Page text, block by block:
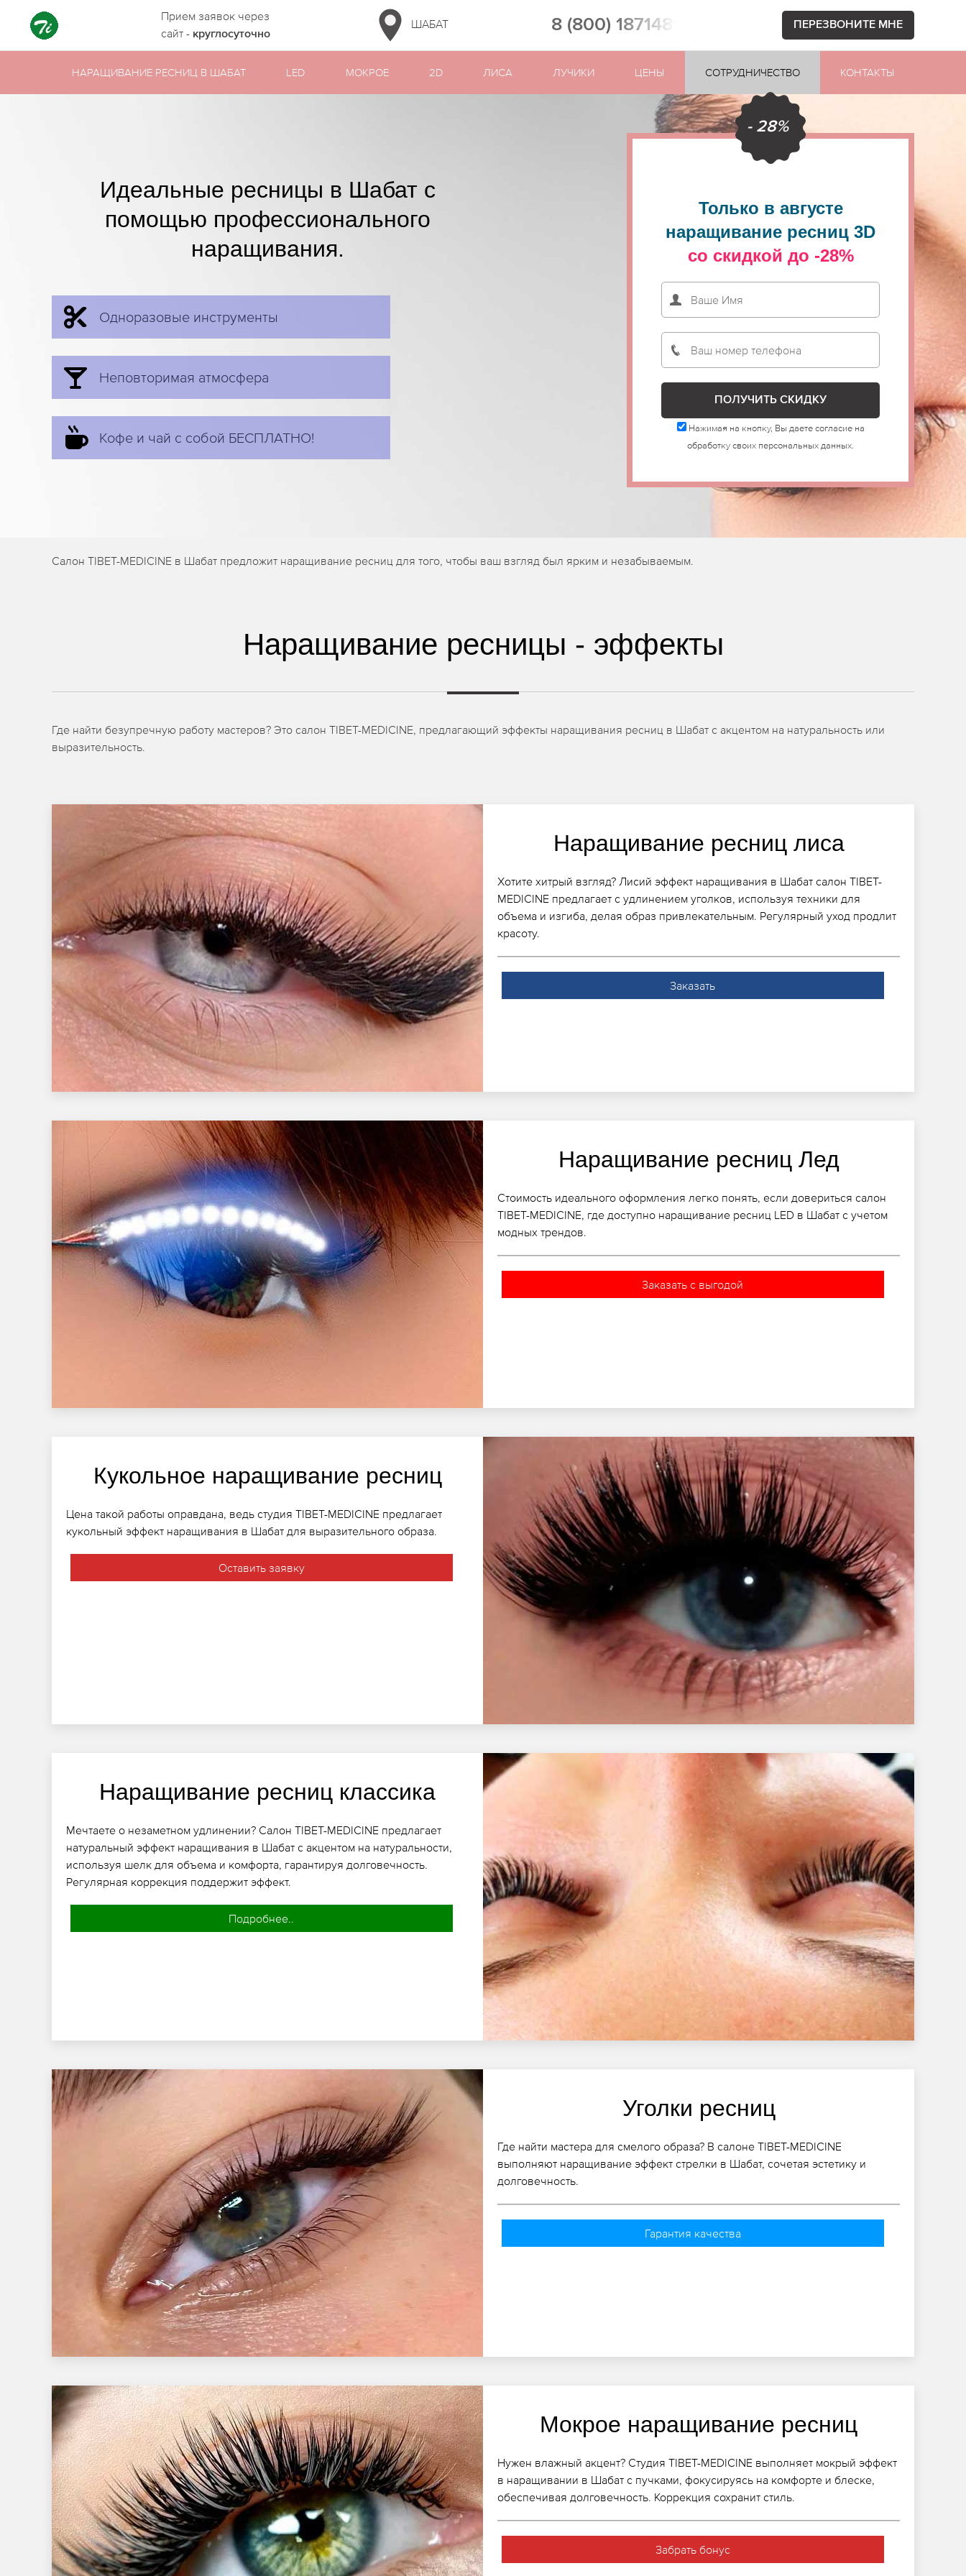
Прием заявок через
сайт - круглосуточно
ШАБАТ 8 (800) 1871481 ПЕРЕЗВОНИТЕ МНЕ
НАРАЩИВАНИЕ РЕСНИЦ В ШАБАТ LED МОКРОЕ 2D ЛИСА ЛУЧИКИ ЦЕНЫ СОТРУДНИЧЕСТВО КОНТАКТЫ
Идеальные ресницы в Шабат с
помощью профессионального
наращивания.
Одноразовые инструменты
Неповторимая атмосфера
Кофе и чай с собой БЕСПЛАТНО!
- 28%
Только в августе
наращивание ресниц 3D
со скидкой до -28%
Нажимая на кнопку, Вы даете согласие на
обработку своих персональных данных.
Салон TIBET-MEDICINE в Шабат предложит наращивание ресниц для того, чтобы ваш взгляд был ярким и незабываемым.
Наращивание ресницы - эффекты
Где найти безупречную работу мастеров? Это салон TIBET-MEDICINE, предлагающий эффекты наращивания ресниц в Шабат с акцентом на натуральность или
выразительность.
Наращивание ресниц лиса
Хотите хитрый взгляд? Лисий эффект наращивания в Шабат салон TIBET-
MEDICINE предлагает с удлинением уголков, используя техники для
объема и изгиба, делая образ привлекательным. Регулярный уход продлит
красоту.
Заказать
Наращивание ресниц Лед
Стоимость идеального оформления легко понять, если довериться салон
TIBET-MEDICINE, где доступно наращивание ресниц LED в Шабат с учетом
модных трендов.
Заказать с выгодой
Кукольное наращивание ресниц
Цена такой работы оправдана, ведь студия TIBET-MEDICINE предлагает
кукольный эффект наращивания в Шабат для выразительного образа.
Оставить заявку
Наращивание ресниц классика
Мечтаете о незаметном удлинении? Салон TIBET-MEDICINE предлагает
натуральный эффект наращивания в Шабат с акцентом на натуральности,
используя шелк для объема и комфорта, гарантируя долговечность.
Регулярная коррекция поддержит эффект.
Подробнее..
Уголки ресниц
Где найти мастера для смелого образа? В салоне TIBET-MEDICINE
выполняют наращивание эффект стрелки в Шабат, сочетая эстетику и
долговечность.
Гарантия качества
Мокрое наращивание ресниц
Нужен влажный акцент? Студия TIBET-MEDICINE выполняет мокрый эффект
в наращивании в Шабат с пучками, фокусируясь на комфорте и блеске,
обеспечивая долговечность. Коррекция сохранит стиль.
Забрать бонус